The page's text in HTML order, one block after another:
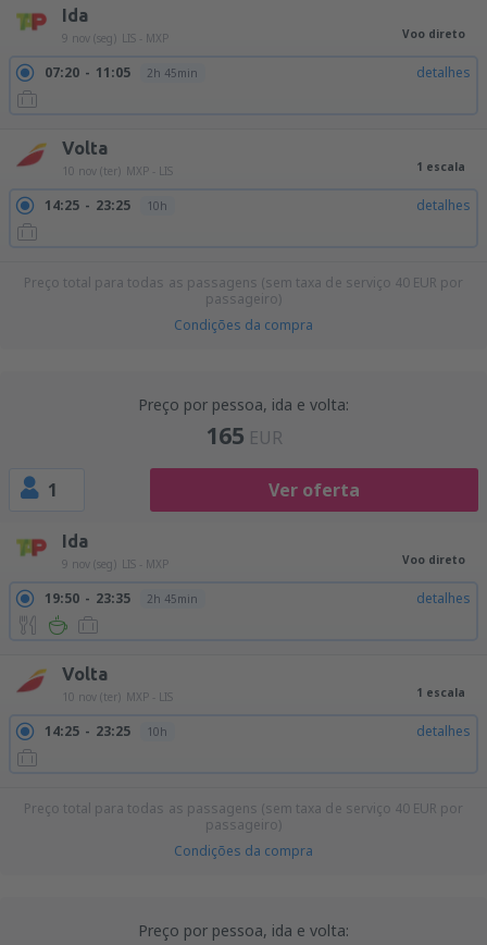
Ida
9 nov (seg) LIS - MXP Voo direto
07:20 11:05 2h 45min detalhes
Volta
10 nov (ter) MXP - LIS 1 escala
14:25 23:25 10h detalhes
Preço total para todas as passagens (sem taxa de serviço 40 EUR por
passageiro)
Condições da compra
Preço por pessoa, ida e volta:
165 EUR
1 Ver oferta
Ida
9 nov (seg) LIS - MXP Voo direto
19:50 23:35 2h 45min detalhes
Volta
10 nov (ter) MXP - LIS 1 escala
14:25 23:25 10h detalhes
Preço total para todas as passagens (sem taxa de serviço 40 EUR por
passageiro)
Condições da compra
Preço por pessoa, ida e volta: